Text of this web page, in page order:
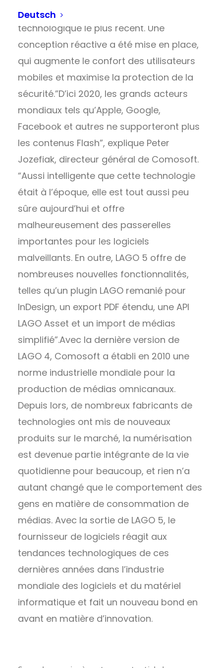
Deutsch
qui met le logiciel au niveau
technologique le plus récent. Une
conception réactive a été mise en place,
qui augmente le confort des utilisateurs
mobiles et maximise la protection de la
sécurité.”D’ici 2020, les grands acteurs
mondiaux tels qu’Apple, Google,
Facebook et autres ne supporteront plus
les contenus Flash”, explique Peter
Jozefiak, directeur général de Comosoft.
“Aussi intelligente que cette technologie
était à l’époque, elle est tout aussi peu
sûre aujourd’hui et offre
malheureusement des passerelles
importantes pour les logiciels
malveillants. En outre, LAGO 5 offre de
nombreuses nouvelles fonctionnalités,
telles qu’un plugin LAGO remanié pour
InDesign, un export PDF étendu, une API
LAGO Asset et un import de médias
simplifié”.Avec la dernière version de
LAGO 4, Comosoft a établi en 2010 une
norme industrielle mondiale pour la
production de médias omnicanaux.
Depuis lors, de nombreux fabricants de
technologies ont mis de nouveaux
produits sur le marché, la numérisation
est devenue partie intégrante de la vie
quotidienne pour beaucoup, et rien n’a
autant changé que le comportement des
gens en matière de consommation de
médias. Avec la sortie de LAGO 5, le
fournisseur de logiciels réagit aux
tendances technologiques de ces
dernières années dans l’industrie
mondiale des logiciels et du matériel
informatique et fait un nouveau bond en
avant en matière d’innovation.